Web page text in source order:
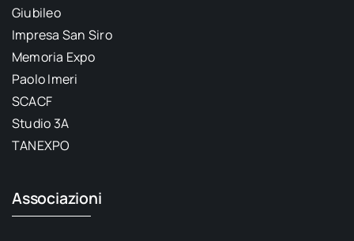
Giubileo
Impresa San Siro
Memoria Expo
Paolo Imeri
SCACF
Studio 3A
TANEXPO
Associazioni